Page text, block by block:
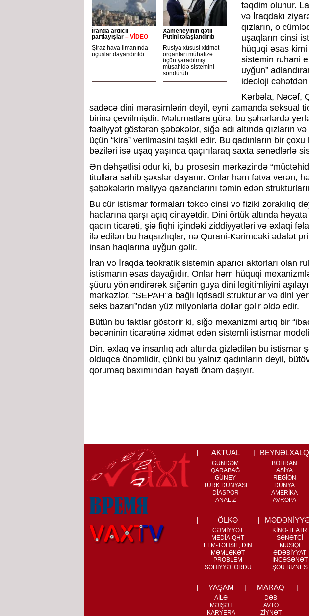
İranda ardıcıl
partlayışlar – VİDEO
Şiraz hava limanında
uçuşlar dayandırıldı
Xameneyinin qətli
Putini təlaşlandırıb
Rusiya xüsusi xidmət
orqanları mühafizə
üçün yaradılmış
müşahidə sistemini
söndürüb
təqdim olunur.
və İraqdakı
qızların, o
uşaqların cinsi
hüquqi əsas
sistemin ruhani
uyğun”
ideoloji
Kərbəla, Nəcəf,
sadəcə dini mərasimlərin deyil, eyni zamanda seksual
birinə çevrilmişdir. Məlumatlara görə, bu şəhərlərdə
fəaliyyət göstərən şəbəkələr, siğə adı altında qızların və
üçün “kira” verilməsini təşkil edir. Bu qadınların bir çoxu
bəziləri isə uşaq yaşında qaçırılaraq saxta sənədlərlə
Ən dəhşətlisi odur ki, bu prosesin mərkəzində
titullara sahib şəxslər dayanır. Onlar həm fətva verən,
şəbəkələrin maliyyə qazanclarını təmin edən
Bu cür istismar formaları təkcə cinsi və fiziki zorakılıq
haqlarına qarşı açıq cinayətdir. Dini örtük altında
qadın ticarəti, şiə fiqhi içindəki ziddiyyətləri və əxlaqi
ilə edilən bu haqsızlıqlar, nə Qurani-Kərimdəki ədalət
insan haqlarına uyğun gəlir.
İran və İraqda teokratik sistemin aparıcı aktorları olan
istismarın əsas dayağıdır. Onlar həm hüquqi
şüuru yönləndirərək sığənin guya dini legitimliyini
mərkəzlər, “SEPAH”a bağlı iqtisadi strukturlar və dini
seks bazarı”ndan yüz milyonlarla dollar gəlir əldə edir.
Bütün bu faktlar göstərir ki, siğə mexanizmi artıq bir
bədəninin ticarətinə xidmət edən sistemli istismar
Din, əxlaq və insanlıq adı altında gizlədilən bu istismar
olduqca önəmlidir, çünki bu yalnız qadınların deyil,
qorumaq baxımından həyati önəm daşıyır.
AKTUAL
GÜNDƏM
QARABAĞ
GÜNEY
TÜRK DÜNYASI
DİASPOR
ANALİZ
BEYNƏLXALQ
BÖHRAN
ASİYA
REGİON
DÜNYA
AMERİKA
AVROPA
ÖLKƏ
CƏMİYYƏT
MEDİA-QHT
ELM-TƏHSİL, DİN
MƏMLƏKƏT
PROBLEM
SƏHİYYƏ, ORDU
KİNO-TEATR
SƏNƏTÇİ
MUSİQİ
ƏDƏBİYYAT
İNCƏSƏNƏT
ŞOU BİZNES
YAŞAM
AİLƏ
MƏİŞƏT
KARYERA
MARAQ
DƏB
AVTO
ZİYNƏT